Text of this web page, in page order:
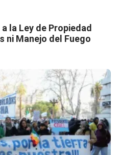
la Ley de Propiedad
ni Manejo del Fuego